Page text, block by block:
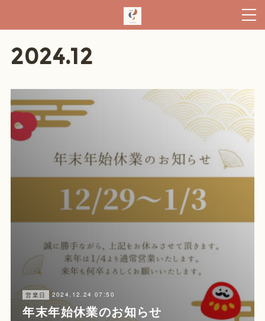
2024.12
営業日 2024.12.24 07:50
年末年始休業のお知らせ